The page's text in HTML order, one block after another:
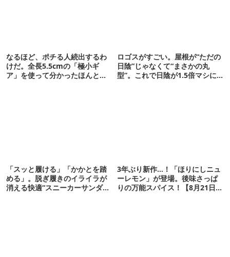
なるほど、ポチる人続出するわ
けだ。全長5.5cmの「極小ギ
ア」を使って分かったほんとの
ロゴスがすごい。屋根が“ただの
日陰”じゃなくて“まさかの丸
型”。これで日陰が1.5倍マシに
「スッと履ける」「かかとを踏
める」。脱ぎ履きのイライラが
消える快適“スニーカーサンダ
3年ぶり新作…！「ほりにしニュ
ーレモン」が登場。後味さっぱ
りの万能スパイス！【8月21日発